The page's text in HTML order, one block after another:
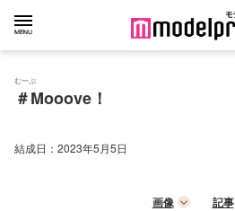
むーぶ
＃Mooove！
結成日： 2023年5月5日
画像 記事